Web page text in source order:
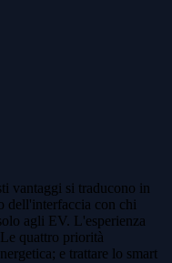
vantaggi si traducono in
dell'interfaccia con chi
agli EV. L'esperienza
quattro priorità
e trattare lo smart